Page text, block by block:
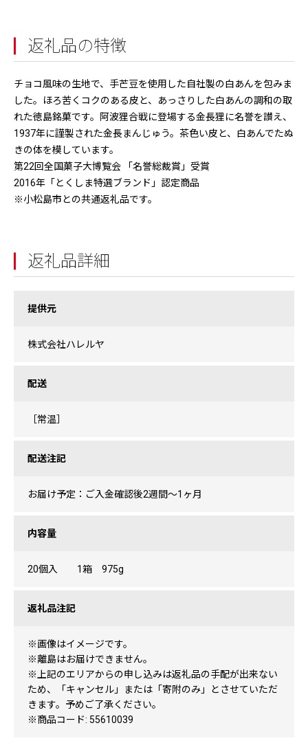
返礼品の特徴
チョコ風味の生地で、手芒豆を使用した自社製の白あんを包みま
した。ほろ苦くコクのある皮と、あっさりした白あんの調和の取
れた徳島銘菓です。阿波狸合戦に登場する金長狸に名誉を讃え、
1937年に謹製された金長まんじゅう。茶色い皮と、白あんでたぬ
きの体を模しています。
第22回全国菓子大博覧会 「名誉総裁賞」受賞
2016年「とくしま特選ブランド」認定商品
※小松島市との共通返礼品です。
返礼品詳細
提供元
株式会社ハレルヤ
配送
［常温］
配送注記
お届け予定：ご入金確認後2週間〜1ヶ月
内容量
20個入 1箱 975g
返礼品注記
※画像はイメージです。
※離島はお届けできません。
※上記のエリアからの申し込みは返礼品の手配が出来ない
ため、「キャンセル」または「寄附のみ」とさせていただ
きます。予めご了承ください。
※商品コード: 55610039